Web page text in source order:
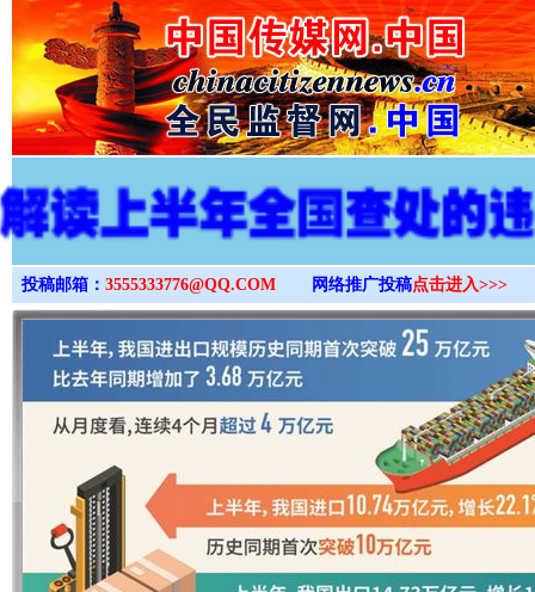
>
投稿邮箱： 3555333776@QQ.COM 网络推广投稿点击进入>>>